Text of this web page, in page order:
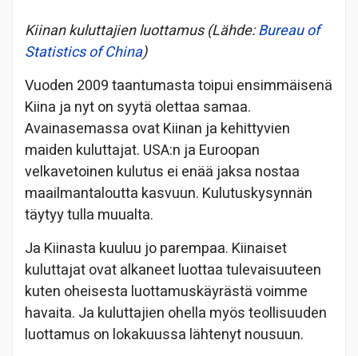
Kiinan kuluttajien luottamus (Lähde:Bureau of
Statistics of China)
Vuoden 2009 taantumasta toipui ensimmäisenä
Kiina ja nyt on syytä olettaa samaa.
Avainasemassa ovat Kiinan ja kehittyvien
maiden kuluttajat. USA:n ja Euroopan
velkavetoinen kulutus ei enää jaksa nostaa
maailmantaloutta kasvuun. Kulutuskysynnän
täytyy tulla muualta.
Ja Kiinasta kuuluu jo parempaa. Kiinaiset
kuluttajat ovat alkaneet luottaa tulevaisuuteen
kuten oheisesta luottamuskäyrästä voimme
havaita. Ja kuluttajien ohella myös teollisuuden
luottamus on lokakuussa lähtenyt nousuun.